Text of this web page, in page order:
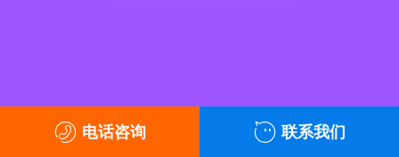
电话咨询 联系我们